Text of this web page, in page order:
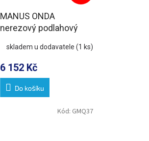
MANUS ONDA
nerezový podlahový
DN50
skladem u dodavatele (1 ks)
6 152 Kč
Do košíku
Kód: GMQ37